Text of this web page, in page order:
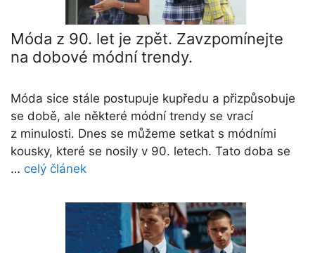
Móda z 90. let je zpět. Zavzpomínejte
na dobové módní trendy.
Móda sice stále postupuje kupředu a přizpůsobuje
se době, ale některé módní trendy se vrací
z minulosti. Dnes se můžeme setkat s módními
kousky, které se nosily v 90. letech. Tato doba se
… celý článek